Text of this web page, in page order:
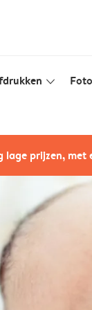
slim_arrow_down
lage prijzen,